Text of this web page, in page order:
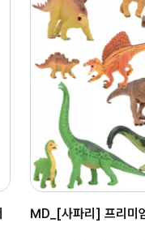
MD_[사파리] 프리미